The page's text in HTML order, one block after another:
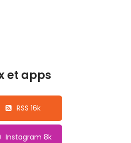
et apps
RSS 16k
Instagram 8k